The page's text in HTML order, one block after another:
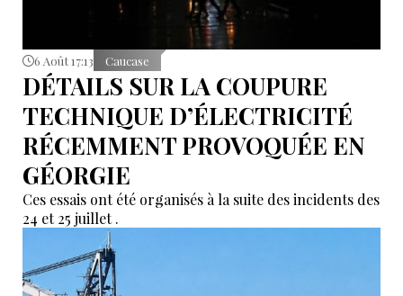
6 Août 17:13 Caucase
DÉTAILS SUR LA COUPURE
TECHNIQUE D’ÉLECTRICITÉ
RÉCEMMENT PROVOQUÉE EN
GÉORGIE
Ces essais ont été organisés à la suite des incidents des
24 et 25 juillet .